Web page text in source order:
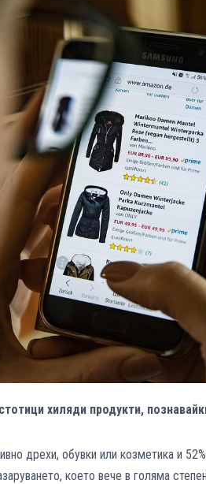
хиляди продукти,
дрехи, обувки или козметика и
което вече в голяма